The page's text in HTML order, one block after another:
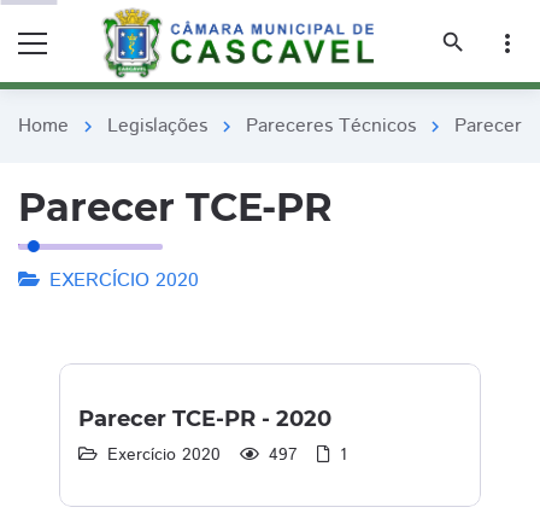
search
more_vert
Home chevron_right Legislações chevron_right Pareceres Técnicos chevron_right Parecer
Parecer TCE-PR
EXERCÍCIO 2020
Parecer TCE-PR - 2020
Exercício 2020 497 1